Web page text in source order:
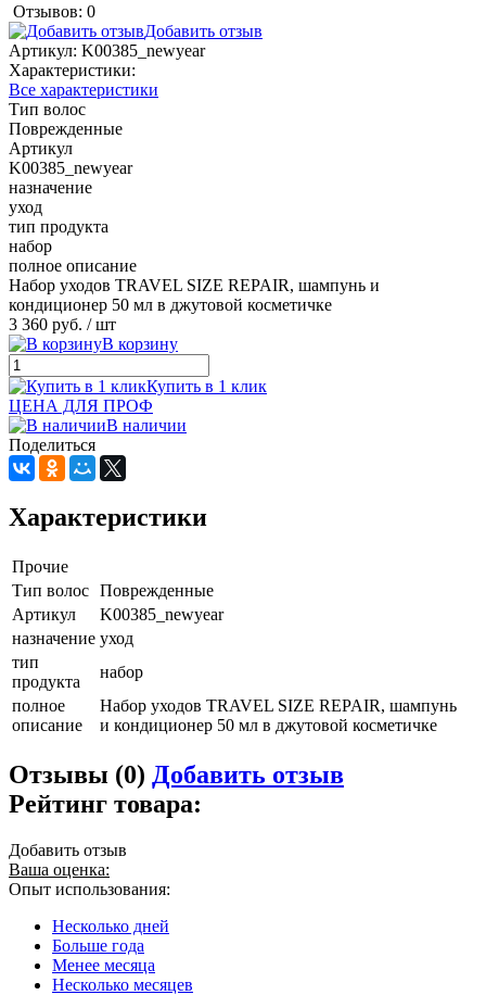
Отзывов: 0
Добавить отзыв
Артикул: K00385_newyear
Характеристики:
Все характеристики
Тип волос
Поврежденные
Артикул
K00385_newyear
назначение
уход
тип продукта
набор
полное описание
Набор уходов TRAVEL SIZE REPAIR, шампунь и
кондиционер 50 мл в джутовой косметичке
3 360 руб. / шт
В корзину
Купить в 1 клик
ЦЕНА ДЛЯ ПРОФ
В наличии
Поделиться
Характеристики
Прочие
Тип волос Поврежденные
Артикул
K00385_newyear
назначение уход
тип
продукта
набор
полное
описание
Набор уходов TRAVEL SIZE REPAIR, шампунь
и кондиционер 50 мл в джутовой косметичке
Отзывы (0) Добавить отзыв
Рейтинг товара:
Добавить отзыв
Ваша оценка:
Опыт использования:
Несколько дней
Больше года
Менее месяца
Несколько месяцев